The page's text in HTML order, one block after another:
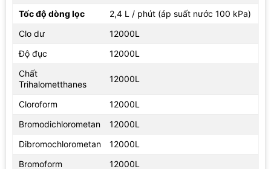
Nước axit được tạo ra với 1 chế độ riêng. Đây là loại nước cũng
hình thành từ quá trình điện phân, nhưng thuộc nhóm axit theo
Tốc độ dòng lọc
2,4 L / phút (áp suất nước 100 kPa)
Clo dư
12000L
Độ đục
12000L
Chất
Trihalometthanes
12000L
Cloroform
12000L
Bromodichlorometan
12000L
Dibromochlorometan
12000L
Bromoform
12000L